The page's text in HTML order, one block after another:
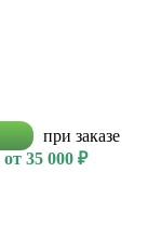
при заказе
от 35 000 ₽